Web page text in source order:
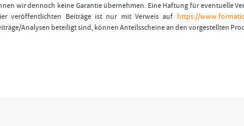
wir dennoch keine Garantie übernehmen. Eine Haftung für eventuelle
veröffentlichten Beiträge ist nur mit Verweis auf https://
Analysen beteiligt sind, können Anteilsscheine an den vorgestellten